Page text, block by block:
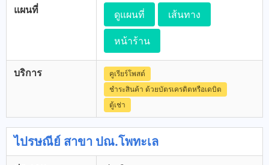
แผนที่ ดูแผนที่ เส้นทาง
หน้าร้าน
บริการ
คูเรียร์โพสต์
ชำระสินค้า ด้วยบัตรเครดิตหรือเดบิต
ตู้เช่า
ไปรษณีย์ สาขา ปณ.โพทะเล